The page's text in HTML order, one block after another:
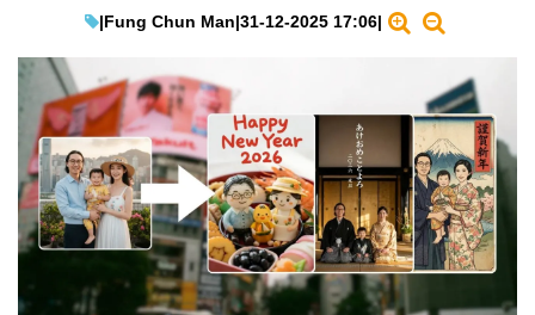
|Fung Chun Man|31-12-2025 17:06|